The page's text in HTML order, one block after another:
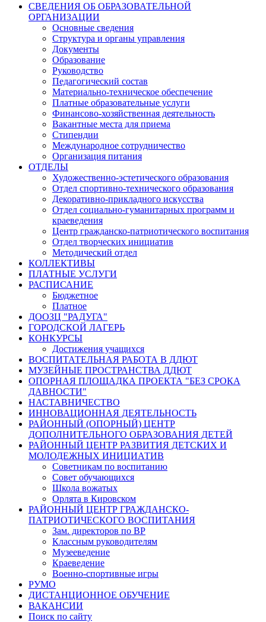
СВЕДЕНИЯ ОБ ОБРАЗОВАТЕЛЬНОЙ
ОРГАНИЗАЦИИ
Основные сведения
Структура и органы управления
Документы
Образование
Руководство
Педагогический состав
Материально-техническое обеспечение
Платные образовательные услуги
Финансово-хозяйственная деятельность
Вакантные места для приема
Стипендии
Международное сотрудничество
Организация питания
ОТДЕЛЫ
Художественно-эстетического образования
Отдел спортивно-технического образования
Декоративно-прикладного искусства
Отдел социально-гуманитарных программ и
краеведения
Центр гражданско-патриотического воспитания
Отдел творческих инициатив
Методический отдел
КОЛЛЕКТИВЫ
ПЛАТНЫЕ УСЛУГИ
РАСПИСАНИЕ
Бюджетное
Платное
ДООЗЦ "РАДУГА"
ГОРОДСКОЙ ЛАГЕРЬ
КОНКУРСЫ
Достижения учащихся
ВОСПИТАТЕЛЬНАЯ РАБОТА В ДДЮТ
МУЗЕЙНЫЕ ПРОСТРАНСТВА ДДЮТ
ОПОРНАЯ ПЛОЩАДКА ПРОЕКТА "БЕЗ СРОКА
ДАВНОСТИ"
НАСТАВНИЧЕСТВО
ИННОВАЦИОННАЯ ДЕЯТЕЛЬНОСТЬ
РАЙОННЫЙ (ОПОРНЫЙ) ЦЕНТР
ДОПОЛНИТЕЛЬНОГО ОБРАЗОВАНИЯ ДЕТЕЙ
РАЙОННЫЙ ЦЕНТР РАЗВИТИЯ ДЕТСКИХ И
МОЛОДЕЖНЫХ ИНИЦИАТИВ
Советникам по воспитанию
Совет обучающихся
Школа вожатых
Орлята в Кировском
РАЙОННЫЙ ЦЕНТР ГРАЖДАНСКО-
ПАТРИОТИЧЕСКОГО ВОСПИТАНИЯ
Зам. директоров по ВР
Классным руководителям
Музееведение
Краеведение
Военно-спортивные игры
РУМО
ДИСТАНЦИОННОЕ ОБУЧЕНИЕ
ВАКАНСИИ
Поиск по сайту